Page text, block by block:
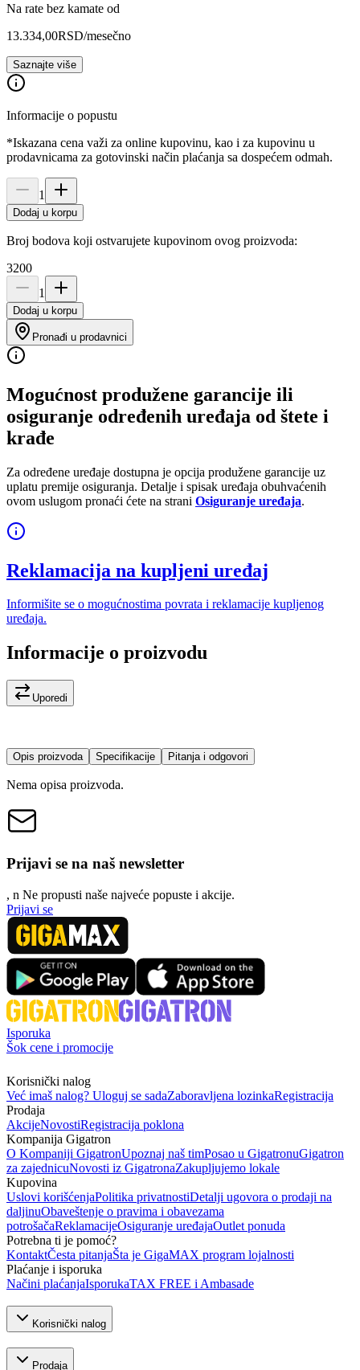
Na rate bez kamate od
13.334,00RSD/mesečno
Saznajte više
Informacije o popustu
*Iskazana cena važi za online kupovinu, kao i za kupovinu u
prodavnicama za gotovinski način plaćanja sa dospećem odmah.
1
Dodaj u korpu
Broj bodova koji ostvarujete kupovinom ovog proizvoda:
3200
1
Dodaj u korpu
Pronađi u prodavnici
Mogućnost produžene garancije ili
osiguranje određenih uređaja od štete i
krađe
Za određene uređaje dostupna je opcija produžene garancije uz
uplatu premije osiguranja. Detalje i spisak uređaja obuhvaćenih
ovom uslugom pronaći ćete na strani Osiguranje uređaja.
Reklamacija na kupljeni uređaj
Informišite se o mogućnostima povrata i reklamacije kupljenog
uređaja.
Informacije o proizvodu
Uporedi
Opis proizvoda Specifikacije Pitanja i odgovori
Nema opisa proizvoda.
Prijavi se na naš newsletter
, n Ne propusti naše najveće popuste i akcije.
Prijavi se
Isporuka
Šok cene i promocije
Korisnički nalog
Već imaš nalog? Uloguj se sadaZaboravljena lozinkaRegistracija
Prodaja
AkcijeNovostiRegistracija poklona
Kompanija Gigatron
O Kompaniji GigatronUpoznaj naš timPosao u GigatronuGigatron
za zajednicuNovosti iz GigatronaZakupljujemo lokale
Kupovina
Uslovi korišćenjaPolitika privatnostiDetalji ugovora o prodaji na
daljinuObaveštenje o pravima i obavezama
potrošačaReklamacijeOsiguranje uređajaOutlet ponuda
Potrebna ti je pomoć?
KontaktČesta pitanjaŠta je GigaMAX program lojalnosti
Plaćanje i isporuka
Načini plaćanjaIsporukaTAX FREE i Ambasade
Korisnički nalog
Prodaja